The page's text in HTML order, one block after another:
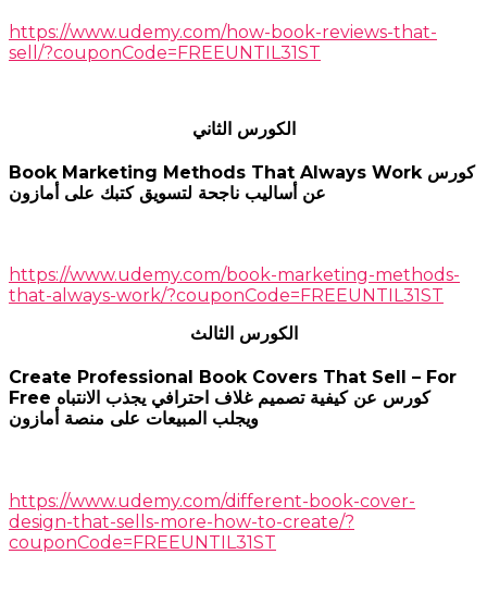
https://www.udemy.com/how-book-reviews-that-
sell/?couponCode=FREEUNTIL31ST
الكورس الثاني
Book Marketing Methods That Always Work كورس
عن أساليب ناجحة لتسويق كتبك على أمازون
https://www.udemy.com/book-marketing-methods-
that-always-work/?couponCode=FREEUNTIL31ST
الكورس الثالث
Create Professional Book Covers That Sell – For
Free كورس عن كيفية تصميم غلاف احترافي يجذب الانتباه
ويجلب المبيعات على منصة أمازون
https://www.udemy.com/different-book-cover-
design-that-sells-more-how-to-create/?
couponCode=FREEUNTIL31ST